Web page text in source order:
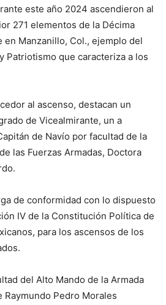
este año 2024 ascendieron al
271 elementos de la Décima
en Manzanillo, Col., ejemplo del
Patriotismo que caracteriza a los
al ascenso, destacan un
de Vicealmirante, un a
de Navío por facultad de la
las Fuerzas Armadas, Doctora
de conformidad con lo dispuesto
IV de la Constitución Política de
para los ascensos de los
del Alto Mando de la Armada
Pedro Morales